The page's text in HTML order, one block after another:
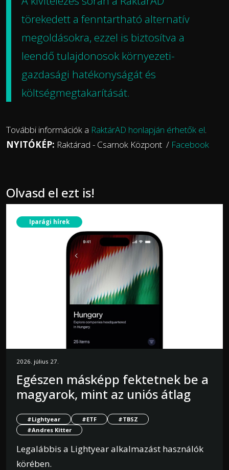
törekedett a fenntartható alternatív
megoldásokra, ezzel is biztosítva a
leendő tulajdonosok környezeti-
gazdasági hatékonyságát és
költségmegtakarítását.
További információk a RaktárAD honlapján érhetők el.
NYITÓKÉP: Raktárad - Csarnok Központ / Facebook
Olvasd el ezt is!
Iparági hírek
2026. július 27.
Egészen másképp fektetnek be a
magyarok, mint az uniós átlag
#Lightyear #ETF
#TBSZ
#Andres Kitter
Legalábbis a Lightyear alkalmazást használók
körében.